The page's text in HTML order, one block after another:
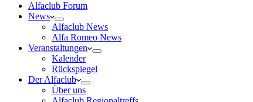
Alfaclub Forum
News
Alfaclub News
Alfa Romeo News
Veranstaltungen
Kalender
Rückspiegel
Der Alfaclub
Über uns